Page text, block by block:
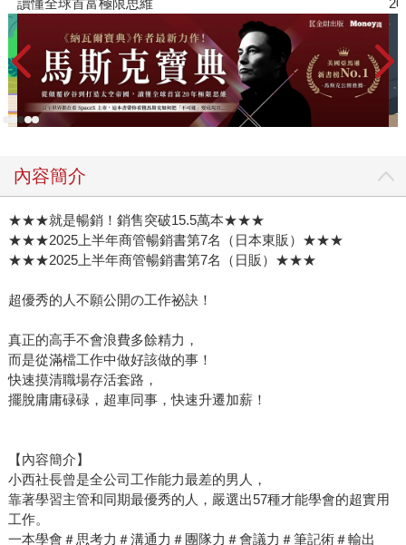
內容簡介
★★★就是暢銷！銷售突破15.5萬本★★★
★★★2025上半年商管暢銷書第7名（日本東販）★★★
★★★2025上半年商管暢銷書第7名（日販）★★★
超優秀的人不願公開の工作祕訣！
真正的高手不會浪費多餘精力，
而是從滿檔工作中做好該做的事！
快速摸清職場存活套路，
擺脫庸庸碌碌，超車同事，快速升遷加薪！
【內容簡介】
小西社長曾是全公司工作能力最差的男人，
靠著學習主管和同期最優秀的人，嚴選出57種才能學會的超實用
工作。
一本學會＃思考力＃溝通力＃團隊力＃會議力＃筆記術＃輸出